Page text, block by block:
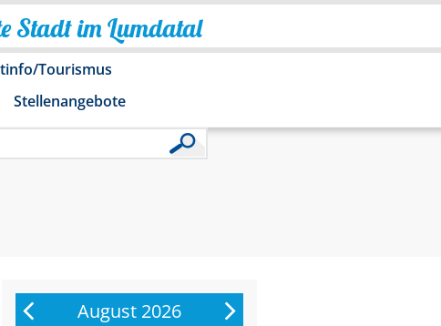
Stadt im Lumdatal
Tourismus
Stellenangebote
August 2026